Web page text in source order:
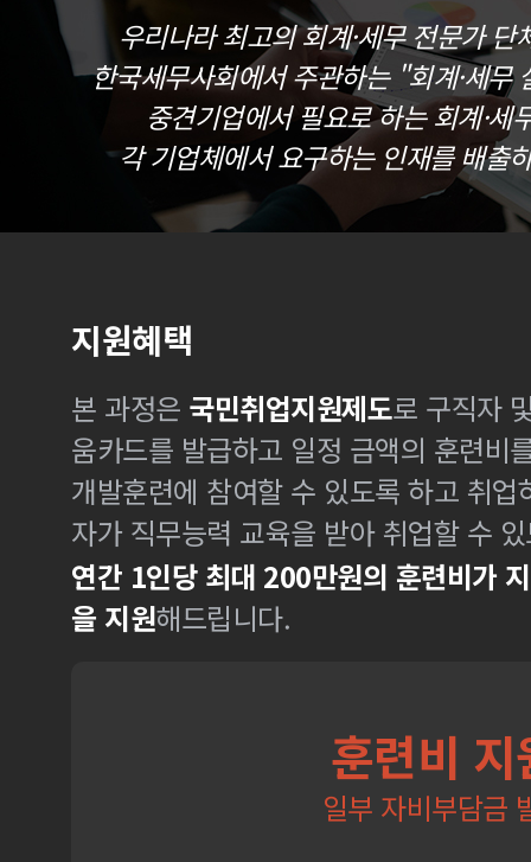
우리나라 최고의 회계·세무 전문가
한국세무사회에서 주관하는 "회계·세무
중견기업에서 필요로 하는 회계·세
각 기업체에서 요구하는 인재를 배출
지원혜택
본 과정은 국민취업지원제도로 구직자
움카드를 발급하고 일정 금액의 훈련비
개발훈련에 참여할 수 있도록 하고 취
자가 직무능력 교육을 받아 취업할 수
연간 1인당 최대 200만원의 훈련비가
을 지원해드립니다.
훈련비 지
일부 자비부담금